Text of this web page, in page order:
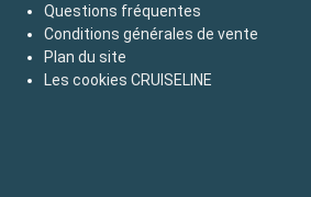
Questions fréquentes
Conditions générales de vente
Plan du site
Les cookies CRUISELINE